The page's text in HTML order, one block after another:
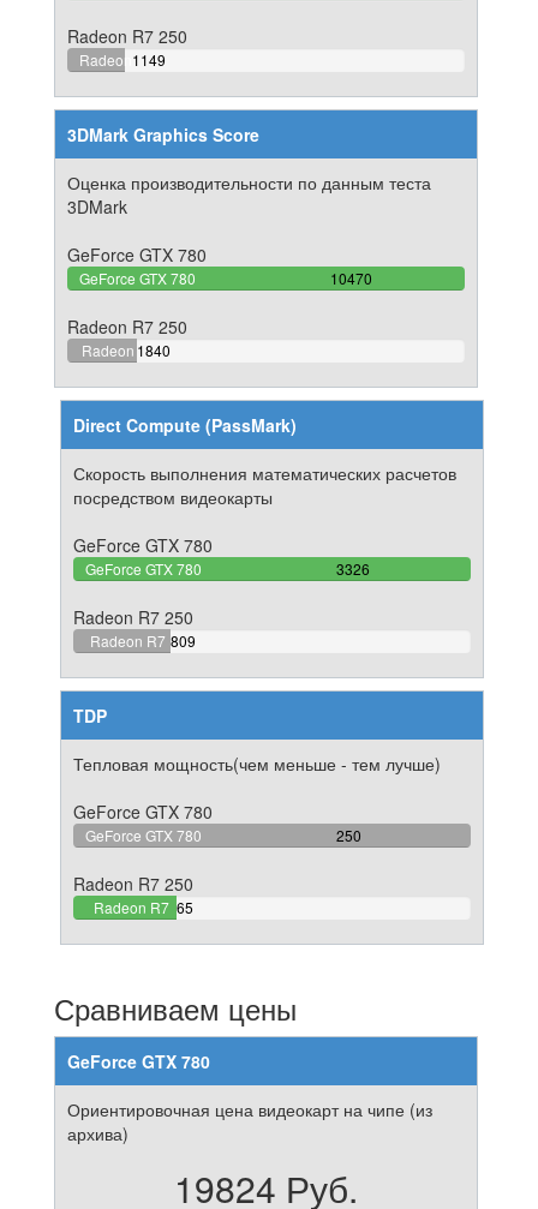
Radeon R7 250
Radeon 1149
14.421990711686%
3DMark Graphics Score
Оценка производительности по данным теста
3DMark
GeForce GTX 780
GeForce GTX 780 10470
100%
Radeon R7 250
Radeon 1840
17.574021012416%
Direct Compute (PassMark)
Скорость выполнения математических расчетов
посредством видеокарты
GeForce GTX 780
GeForce GTX 780 3326
100%
Radeon R7 250
Radeon R7 809
24.323511725797%
TDP
Тепловая мощность(чем меньше - тем лучше)
GeForce GTX 780
GeForce GTX 780 250
100%
Radeon R7 250
Radeon R7 65
26%
Сравниваем цены
GeForce GTX 780
Ориентировочная цена видеокарт на чипе (из
архива)
19824 Руб.